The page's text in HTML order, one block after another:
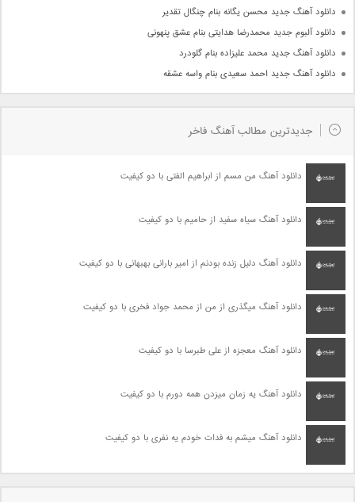
دانلود آهنگ جدید محسن یگانه بنام چنگال تقدیر
دانلود آلبوم جدید محمدرضا هدایتی بنام عشق پنهونی
دانلود آهنگ جدید محمد علیزاده بنام گلودرد
دانلود آهنگ جدید احمد سعیدی بنام واسه عشقه
جدیدترین مطالب آهنگ فاخر
دانلود آهنگ من مسم از ابراهیم الفتی با دو کیفیت
دانلود آهنگ سیاه سفید از حامیم با دو کیفیت
دانلود آهنگ دلیل زنده بودنم از امیر بارانی بهبهانی با دو کیفیت
دانلود آهنگ میگذری از من از محمد جواد فخری با دو کیفیت
دانلود آهنگ معجزه از علی طبرسا با دو کیفیت
دانلود آهنگ یه زمان میزدن همه دورم با دو کیفیت
دانلود آهنگ میشم به فدات خودم یه نفری با دو کیفیت